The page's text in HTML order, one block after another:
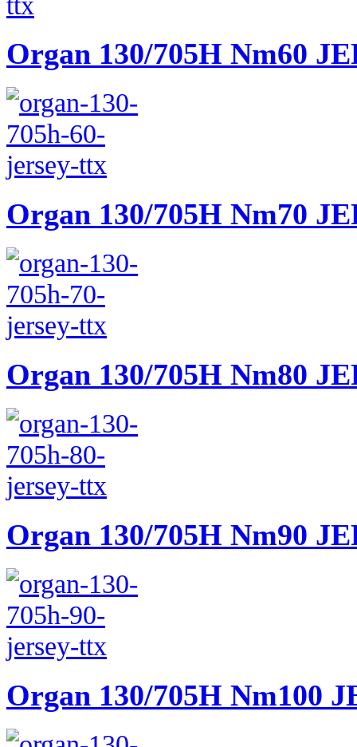
Organ 130/705H Nm60
Organ 130/705H Nm70
Organ 130/705H Nm80
Organ 130/705H Nm90
Organ 130/705H Nm100